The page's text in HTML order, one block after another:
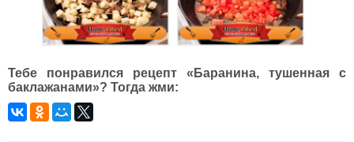
Тебе понравился рецепт «Баранина, тушенная с
баклажанами»? Тогда жми: